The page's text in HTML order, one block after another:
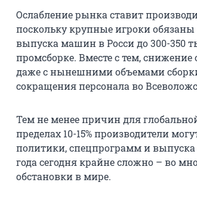
Ослабление рынка ставит
поскольку крупные игроки
выпуска машин в Росси до 300-350
промсборке. Вместе с тем,
даже с нынешними объемами
сокращения персонала во
Тем не менее причин для
пределах 10-15% производители
политики, спецпрограмм и
года сегодня крайне сложно – во
обстановки в мире.